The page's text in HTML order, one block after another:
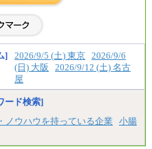
] 2026/9/5 (土) 東京 2026/9/6
(日) 大阪
2026/9/12 (土) 名古
屋
ード検索]
ノウハウを持っている企業
小腸